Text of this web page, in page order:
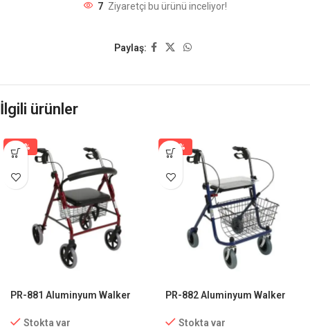
7 Ziyaretçi bu ürünü inceliyor!
Paylaş:
İlgili ürünler
-15%
PR-881 Aluminyum Walker
Stokta var
-15%
PR-882 Aluminyum Walker
Stokta var